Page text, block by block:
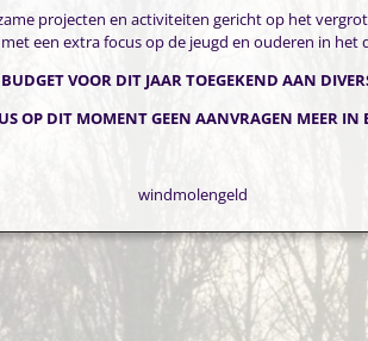
projecten en activiteiten gericht op het
een extra focus op de jeugd en ouderen in het
VOOR DIT JAAR TOEGEKEND AAN
OP DIT MOMENT GEEN AANVRAGEN MEER